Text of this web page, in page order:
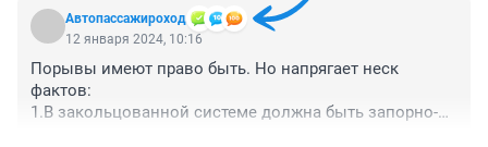
Автопассажироход
12 января 2024, 10:16
Порывы имеют право быть. Но напрягает неск
фактов:
1.В закольцованной системе должна быть запорно-